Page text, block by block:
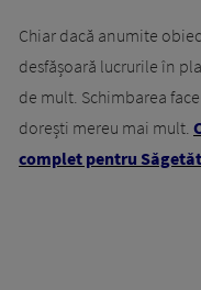
Chiar dacă anumite
desfășoară lucrurile în
de mult. Schimbarea
dorești mereu mai mult.
complet pentru